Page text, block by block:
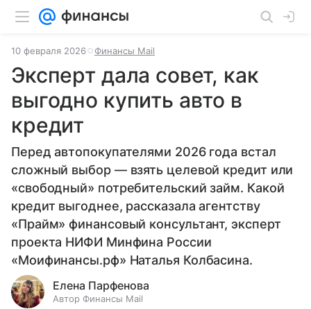
10 февраля 2026 Финансы Mail
Эксперт дала совет, как
выгодно купить авто в
кредит
Перед автопокупателями 2026 года встал
сложный выбор — взять целевой кредит или
«свободный» потребительский займ. Какой
кредит выгоднее, рассказала агентству
«Прайм» финансовый консультант, эксперт
проекта НИФИ Минфина России
«Моифинансы.рф» Наталья Колбасина.
Елена Парфенова
Автор Финансы Mail